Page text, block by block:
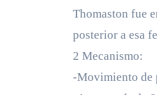
Thomaston fue
posterior a esa
2 Mecanismo:
-Movimiento de